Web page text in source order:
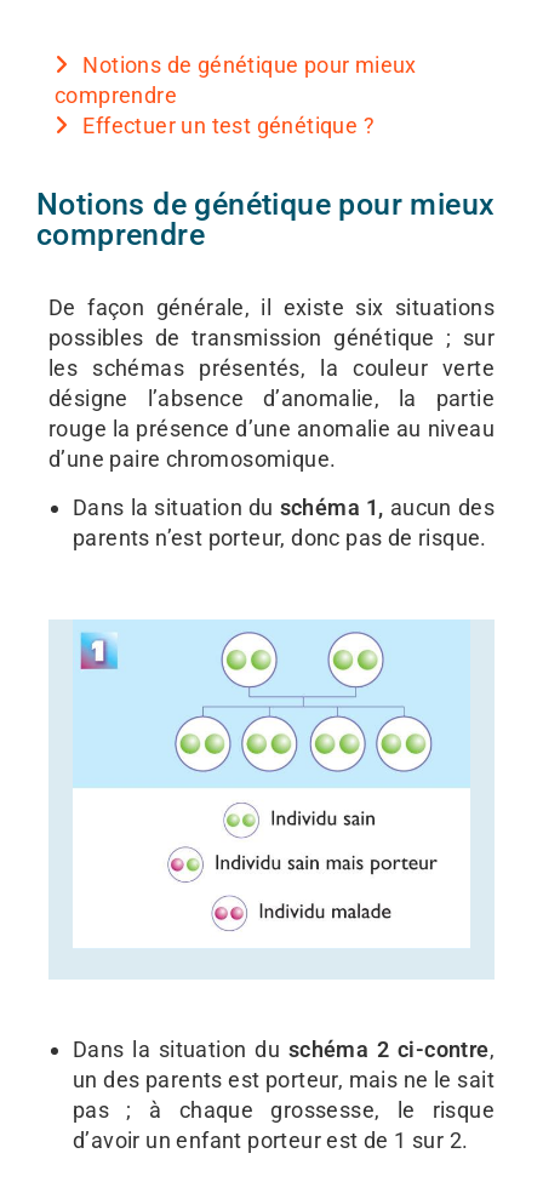
Notions de génétique pour mieux
comprendre
Effectuer un test génétique ?
Notions de génétique pour mieux
comprendre
De façon générale, il existe six situations
possibles de transmission génétique ; sur
les schémas présentés, la couleur verte
désigne l’absence d’anomalie, la partie
rouge la présence d’une anomalie au niveau
d’une paire chromosomique.
Dans la situation du schéma 1, aucun des
parents n’est porteur, donc pas de risque.
Dans la situation du schéma 2 ci-contre,
un des parents est porteur, mais ne le sait
pas ; à chaque grossesse, le risque
d’avoir un enfant porteur est de 1 sur 2.